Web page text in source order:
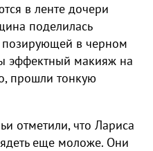
в ленте дочери
поделилась
в черном
эффектный макияж на
прошли тонкую
отметили, что Лариса
еще моложе. Они